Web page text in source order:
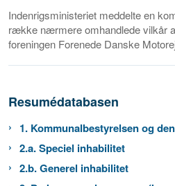
Indenrigsministeriet meddelte en
række nærmere omhandlede vilkår
foreningen Forenede Danske
Resumédatabasen
1. Kommunalbestyrelsen og
2.a. Speciel inhabilitet
2.b. Generel inhabilitet